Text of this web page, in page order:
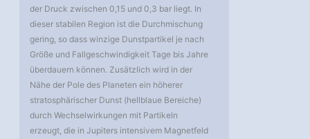
der Druck zwischen 0,15 und 0,3 bar liegt. In
dieser stabilen Region ist die Durchmischung
gering, so dass winzige Dunstpartikel je nach
Größe und Fallgeschwindigkeit Tage bis Jahre
überdauern können. Zusätzlich wird in der
Nähe der Pole des Planeten ein höherer
stratosphärischer Dunst (hellblaue Bereiche)
durch Wechselwirkungen mit Partikeln
erzeugt, die in Jupiters intensivem Magnetfeld